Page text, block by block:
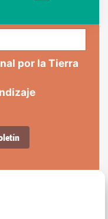
por la Tierra